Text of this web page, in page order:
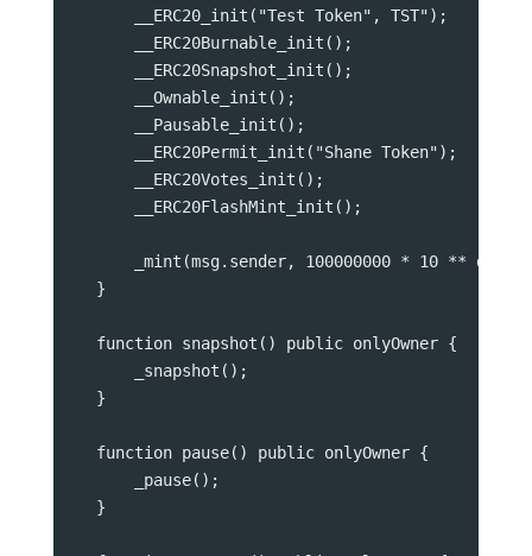
        __ERC20_init("Test Token", TST");
        __ERC20Burnable_init();
        __ERC20Snapshot_init();
        __Ownable_init();
        __Pausable_init();
        __ERC20Permit_init("Shane Token");
        __ERC20Votes_init();
        __ERC20FlashMint_init();
_mint(msg.sender, 100000000 * 10 **
    }
    function snapshot() public onlyOwner {
        _snapshot();
    }
    function pause() public onlyOwner {
        _pause();
    }